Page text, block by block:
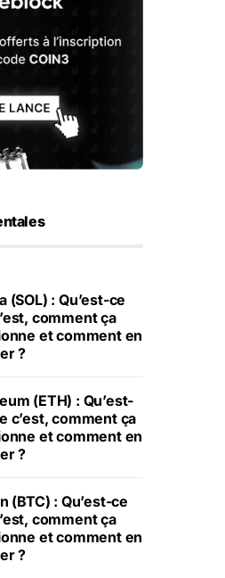
(SOL) : Qu’est-ce
comment ça
et comment en
?
(ETH) : Qu’est-
c’est, comment ça
et comment en
?
(BTC) : Qu’est-ce
comment ça
et comment en
?